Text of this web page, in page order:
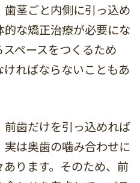
茎ごと内側に引っ込め
な矯正治療が必要にな
ペースをつくるため
ればならないこともあ
歯だけを引っ込めれば
は奥歯の噛み合わせに
ります。そのため、前